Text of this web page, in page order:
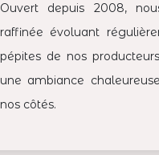
Ouvert depuis 2008,
raffinée évoluant
pépites de nos
une ambiance
nos côtés.